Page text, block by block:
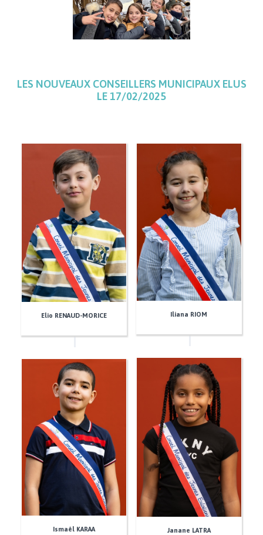
LES NOUVEAUX CONSEILLERS MUNICIPAUX ELUS
LE 17/02/2025
Elio RENAUD-MORICE
Ismaêl KARAA
Iliana RIOM
Janane LATRA